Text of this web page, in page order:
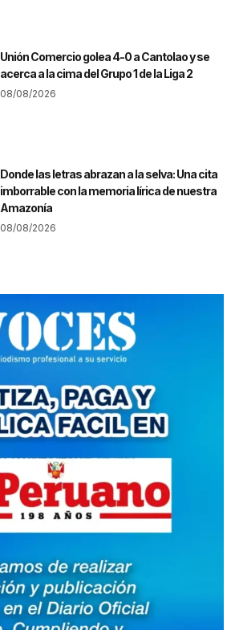
Unión Comercio golea 4-0 a Cantolao y se
acerca a la cima del Grupo 1 de la Liga 2
08/08/2026
Donde las letras abrazan a la selva: Una cita
imborrable con la memoria lírica de nuestra
Amazonía
08/08/2026